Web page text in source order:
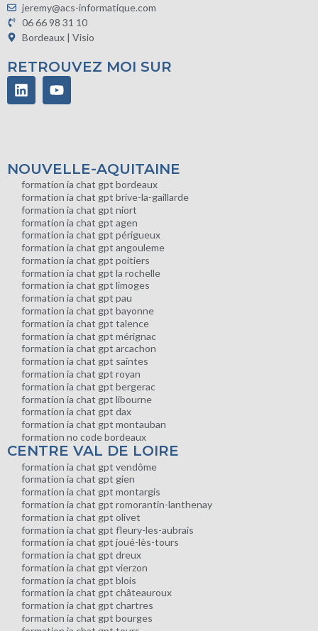
jeremy@acs-informatique.com
06 66 98 31 10
Bordeaux | Visio
RETROUVEZ MOI SUR
NOUVELLE-AQUITAINE
formation ia chat gpt bordeaux
formation ia chat gpt brive-la-gaillarde
formation ia chat gpt niort
formation ia chat gpt agen
formation ia chat gpt périgueux
formation ia chat gpt angouleme
formation ia chat gpt poitiers
formation ia chat gpt la rochelle
formation ia chat gpt limoges
formation ia chat gpt pau
formation ia chat gpt bayonne
formation ia chat gpt talence
formation ia chat gpt mérignac
formation ia chat gpt arcachon
formation ia chat gpt saintes
formation ia chat gpt royan
formation ia chat gpt bergerac
formation ia chat gpt libourne
formation ia chat gpt dax
formation ia chat gpt montauban
formation no code bordeaux
CENTRE VAL DE LOIRE
formation ia chat gpt vendôme
formation ia chat gpt gien
formation ia chat gpt montargis
formation ia chat gpt romorantin-lanthenay
formation ia chat gpt olivet
formation ia chat gpt fleury-les-aubrais
formation ia chat gpt joué-lès-tours
formation ia chat gpt dreux
formation ia chat gpt vierzon
formation ia chat gpt blois
formation ia chat gpt châteauroux
formation ia chat gpt chartres
formation ia chat gpt bourges